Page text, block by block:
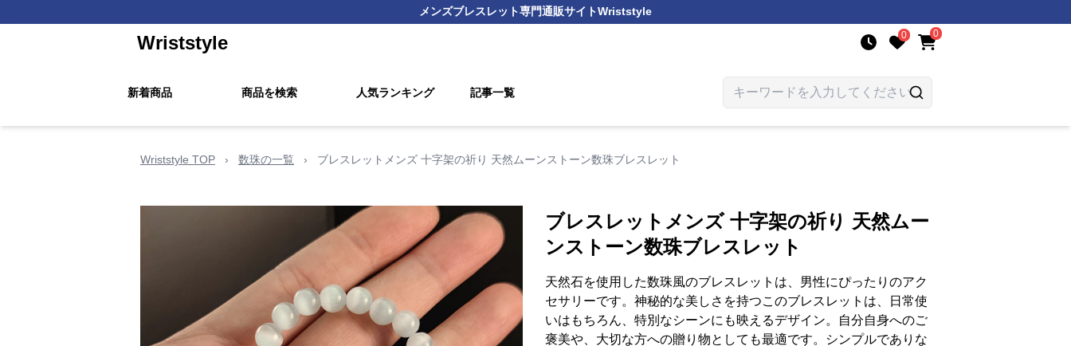
メンズブレスレット専門通販サイトWriststyle
Wriststyle 0 0
新着商品 商品を検索 人気ランキング 記事一覧
Wriststyle TOP › 数珠の一覧 › ブレスレットメンズ 十字架の祈り 天然ムーンストーン数珠ブレスレット
ブレスレットメンズ 十字架の祈り 天然ムー
ンストーン数珠ブレスレット
天然石を使用した数珠風のブレスレットは、男性にぴったりのアク
セサリーです。神秘的な美しさを持つこのブレスレットは、日常使
いはもちろん、特別なシーンにも映えるデザイン。自分自身へのご
褒美や、大切な方への贈り物としても最適です。シンプルでありな